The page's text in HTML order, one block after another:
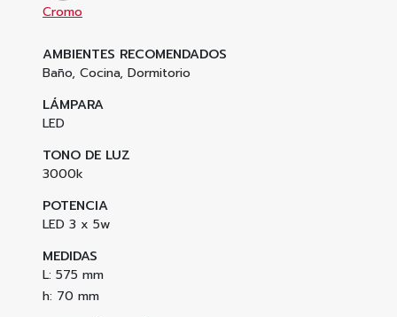
Cromo
AMBIENTES RECOMENDADOS
Baño, Cocina, Dormitorio
LÁMPARA
LED
TONO DE LUZ
3000k
POTENCIA
LED 3 x 5w
MEDIDAS
L: 575 mm
h: 70 mm